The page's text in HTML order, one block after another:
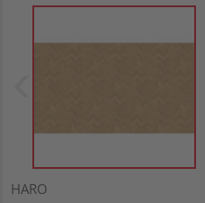
HARO